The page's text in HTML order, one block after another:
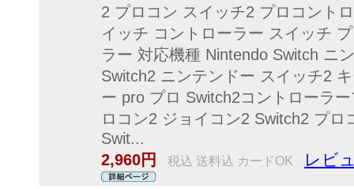
2 プロコン スイッチ2 プロコント
イッチ コントローラー スイッチ
ラー 対応機種 Nintendo Switch ニ
Switch2 ニンテンドー スイッチ2
ー pro プロ Switch2コントローラ
ロコン2 ジョイコン2 Switch2 プ
Swit...
2,960円
税込 送料込 カードOK レビ